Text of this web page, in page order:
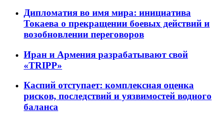
Дипломатия во имя мира: инициатива
Токаева о прекращении боевых действий и
возобновлении переговоров
Иран и Армения разрабатывают свой
«TRIPP»
Каспий отступает: комплексная оценка
рисков, последствий и уязвимостей водного
баланса